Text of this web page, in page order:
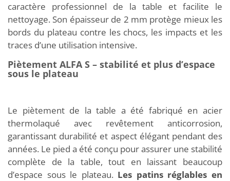
caractère professionnel de la table et facilite le
nettoyage. Son épaisseur de 2 mm protège mieux les
bords du plateau contre les chocs, les impacts et les
traces d’une utilisation intensive.
Piètement ALFA S – stabilité et plus d’espace
sous le plateau
Le piètement de la table a été fabriqué en acier
thermolaqué avec revêtement anticorrosion,
garantissant durabilité et aspect élégant pendant des
années. Le pied a été conçu pour assurer une stabilité
complète de la table, tout en laissant beaucoup
d’espace sous le plateau. Les patins réglables en